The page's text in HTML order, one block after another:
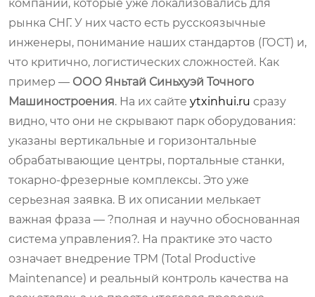
компании, которые уже локализовались для
рынка СНГ. У них часто есть русскоязычные
инженеры, понимание наших стандартов (ГОСТ) и,
что критично, логистических сложностей. Как
пример — ООО Яньтай Синьхуэй Точного
Машиностроения. На их сайте ytxinhui.ru сразу
видно, что они не скрывают парк оборудования:
указаны вертикальные и горизонтальные
обрабатывающие центры, портальные станки,
токарно-фрезерные комплексы. Это уже
серьезная заявка. В их описании мелькает
важная фраза — ?полная и научно обоснованная
система управления?. На практике это часто
означает внедрение TPM (Total Productive
Maintenance) и реальный контроль качества на